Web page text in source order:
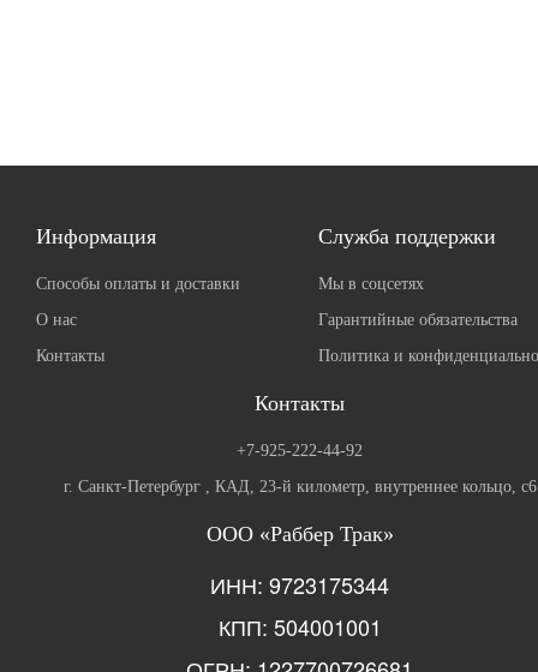
Информация
Способы оплаты и доставки
О нас
Контакты
Служба поддержки
Мы в соцсетях
Гарантийные обязательства
Политика и
Контакты
+7-925-222-44-92
г. Санкт-Петербург , КАД, 23-й километр, внутреннее кольцо, с6
ООО «Раббер Трак»
ИНН: 9723175344
КПП: 504001001